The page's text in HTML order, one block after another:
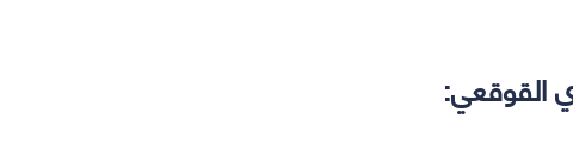
القوقعي: